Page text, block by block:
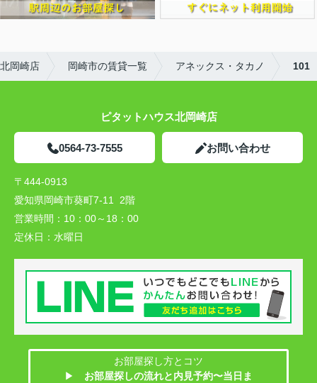
岡崎店 岡崎市の賃貸一覧 アネックス・タカノ 101
ピタットハウス北岡崎店
0564-73-7555 お問い合わせ
〒444-0913
愛知県岡崎市葵町7-11 2階
営業時間： 10：00～18：00
定休日： 水曜日
お部屋探し方とコツ
▶
お部屋探しの流れと内見予約〜当日ま